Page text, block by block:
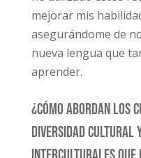
mejorar mis
asegurándome de
nueva lengua que
aprender.
¿Cómo abordan los
diversidad cultural